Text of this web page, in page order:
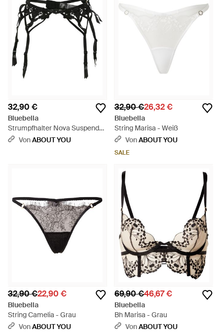
32,90 €
Bluebella
Strumpfhalter Nova Suspender
- Schwarz
VonABOUT YOU
32,90 €26,32 €
Bluebella
String Marisa - Weiß
VonABOUT YOU
SALE
32,90 €22,90 €
Bluebella
String Camelia - Grau
VonABOUT YOU
69,90 €46,67 €
Bluebella
Bh Marisa - Grau
VonABOUT YOU